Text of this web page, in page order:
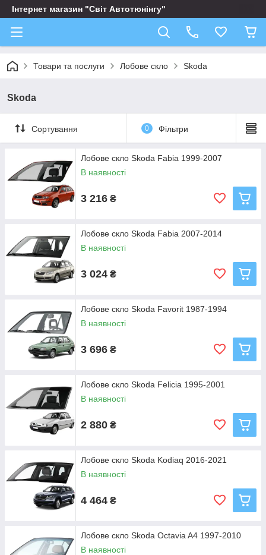
Інтернет магазин "Світ Автотюнінгу"
Товари та послуги Лобове скло Skoda
Skoda
Сортування 0 Фільтри
Лобове скло Skoda Fabia 1999-2007
В наявності
3 216 ₴
Лобове скло Skoda Fabia 2007-2014
В наявності
3 024 ₴
Лобове скло Skoda Favorit 1987-1994
В наявності
3 696 ₴
Лобове скло Skoda Felicia 1995-2001
В наявності
2 880 ₴
Лобове скло Skoda Kodiaq 2016-2021
В наявності
4 464 ₴
Лобове скло Skoda Octavia A4 1997-2010
В наявності